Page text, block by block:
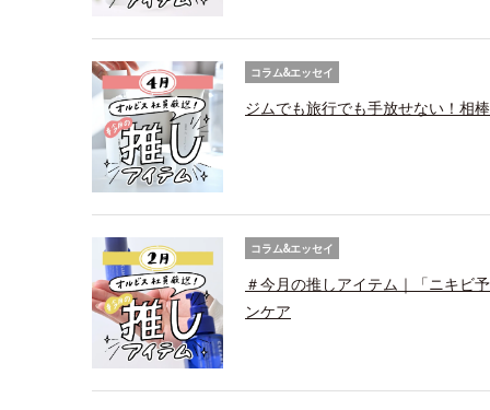
コラム&エッセイ
ジムでも旅行でも手放せない！相
コラム&エッセイ
＃今月の推しアイテム｜「ニキビ
ンケア